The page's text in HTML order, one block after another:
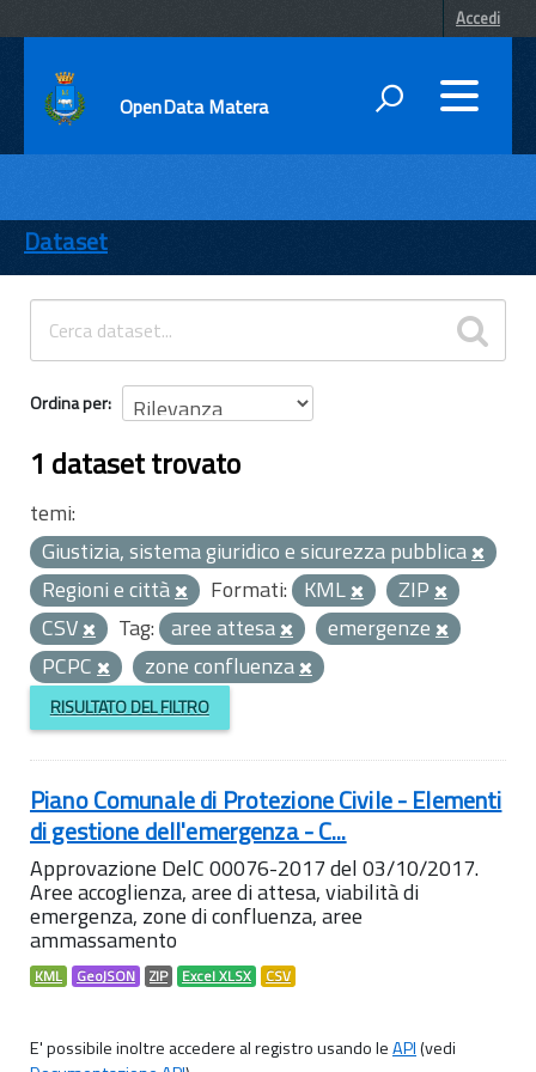
Accedi
OpenData Matera
ENTI
TEMI
INFORMAZIONI
Dataset
Ordina per
1 dataset trovato
temi:
Giustizia, sistema giuridico e sicurezza pubblica
Regioni e città
Formati: KML
ZIP
CSV
Tag: aree attesa
emergenze
PCPC
zone confluenza
RISULTATO DEL FILTRO
Piano Comunale di Protezione Civile - Elementi
di gestione dell'emergenza - C...
Approvazione DelC 00076-2017 del 03/10/2017.
Aree accoglienza, aree di attesa, viabilità di
emergenza, zone di confluenza, aree
ammassamento
KML GeoJSON ZIP Excel XLSX CSV
E' possibile inoltre accedere al registro usando leAPI(vedi